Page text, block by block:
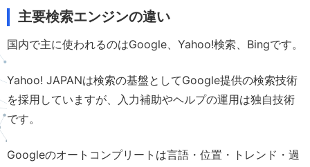
主要検索エンジンの違い
国内で主に使われるのはGoogle、Yahoo!検索、Bingです。
Yahoo! JAPANは検索の基盤としてGoogle提供の検索技術
を採用していますが、入力補助やヘルプの運用は独自技術
です。
Googleのオートコンプリートは言語・位置・トレンド・過